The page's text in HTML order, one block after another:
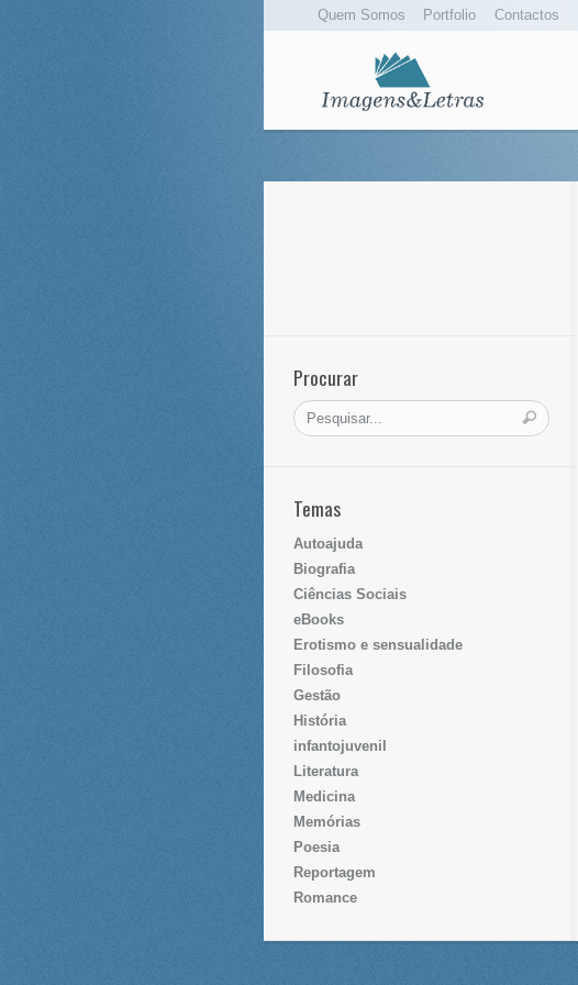
Quem Somos Portfolio Contactos
Procurar
Temas
Autoajuda
Biografia
Ciências Sociais
eBooks
Erotismo e sensualidade
Filosofia
Gestão
História
infantojuvenil
Literatura
Medicina
Memórias
Poesia
Reportagem
Romance